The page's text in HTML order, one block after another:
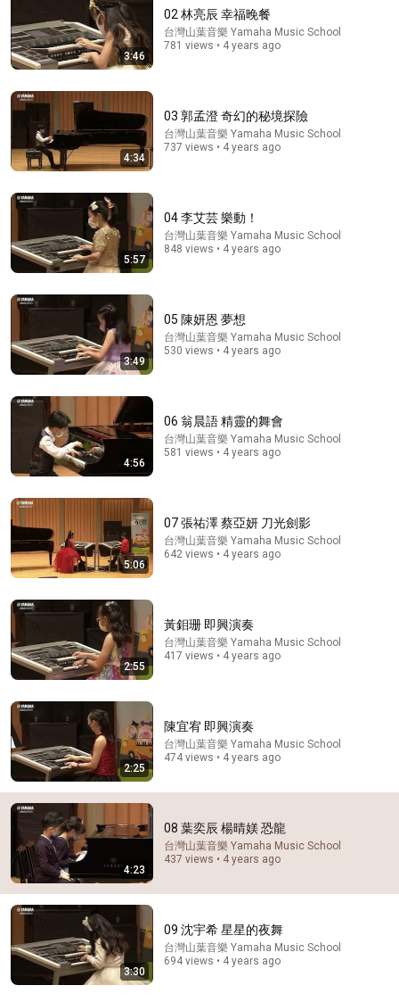
14 陳宜宥 喧囂
台灣山葉音樂 Yamaha Music School • 475 views
件事，80歲後天差地別
樂叔說老年 • 120K views
09 沈宇希 星星的夜舞
01 許善節 我的蛋黃哥小車
台灣山葉音樂 Yamaha Music School
3:46
02 林亮辰 幸福晚餐
台灣山葉音樂 Yamaha Music School
781 views • 4 years ago
4:34
03 郭孟澄 奇幻的秘境探險
台灣山葉音樂 Yamaha Music School
737 views • 4 years ago
5:57
04 李艾芸 樂動！
台灣山葉音樂 Yamaha Music School
848 views • 4 years ago
3:49
05 陳妍恩 夢想
台灣山葉音樂 Yamaha Music School
530 views • 4 years ago
4:56
06 翁晨語 精靈的舞會
台灣山葉音樂 Yamaha Music School
581 views • 4 years ago
5:06
07 張祐澤 蔡亞妍 刀光劍影
台灣山葉音樂 Yamaha Music School
642 views • 4 years ago
2:55
黃鉬珊 即興演奏
台灣山葉音樂 Yamaha Music School
417 views • 4 years ago
2:25
陳宜宥 即興演奏
台灣山葉音樂 Yamaha Music School
474 views • 4 years ago
4:23
08 葉奕辰 楊晴媄 恐龍
台灣山葉音樂 Yamaha Music School
437 views • 4 years ago
3:30
09 沈宇希 星星的夜舞
台灣山葉音樂 Yamaha Music School
694 views • 4 years ago